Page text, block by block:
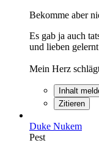
Bekomme aber
Es gab ja auch
und lieben
Mein Herz
Inhalt
Zitieren
Duke Nukem
Pest